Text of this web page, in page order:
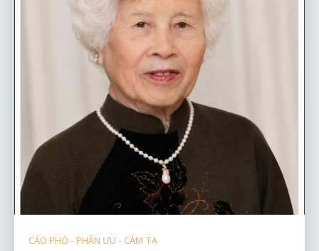
CÁO PHÓ - PHÂN ƯU - CẢM TẠ